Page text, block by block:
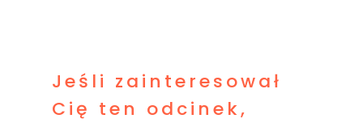
Jeśli zainteresował
Cię ten odcinek,